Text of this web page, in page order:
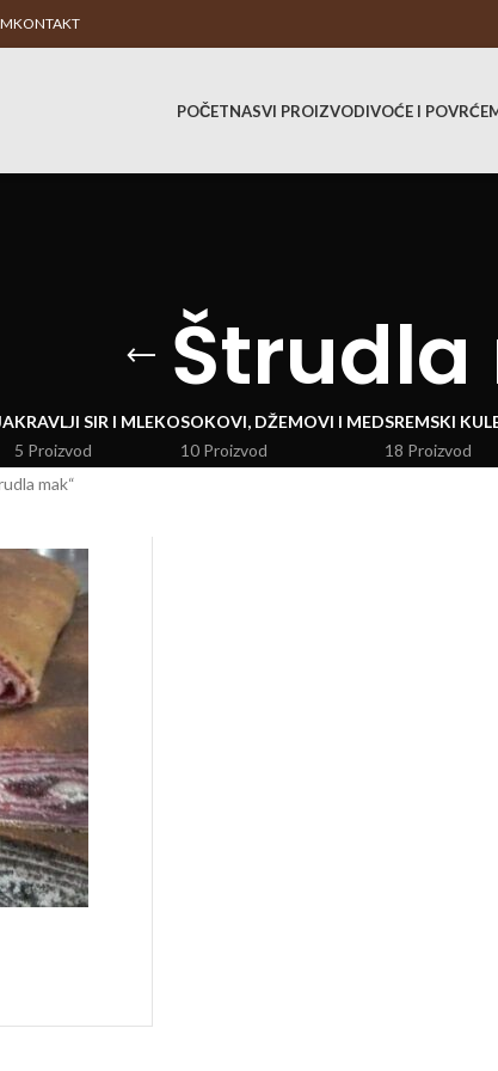
KONTAKT
POČETNASVI PROIZVODIVOĆE I POVRĆE
KRAVLJI SIR I MLEKO
5 Proizvod
SOKOVI, DŽEMOVI I MED
10 Proizvod
SREMSKI
18 Proizvod
mak“